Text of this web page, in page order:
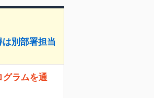
別部署担当
ラムを通